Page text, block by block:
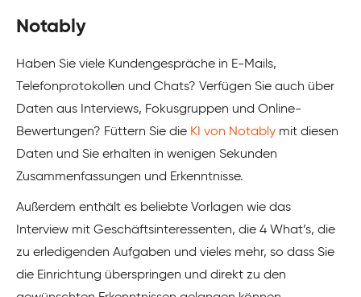
Notably
Haben Sie viele Kundengespräche in E-Mails,
Telefonprotokollen und Chats? Verfügen Sie auch über
Daten aus Interviews, Fokusgruppen und Online-
Bewertungen? Füttern Sie die KI von Notably mit diesen
Daten und Sie erhalten in wenigen Sekunden
Zusammenfassungen und Erkenntnisse.
Außerdem enthält es beliebte Vorlagen wie das
Interview mit Geschäftsinteressenten, die 4 What’s, die
zu erledigenden Aufgaben und vieles mehr, so dass Sie
die Einrichtung überspringen und direkt zu den